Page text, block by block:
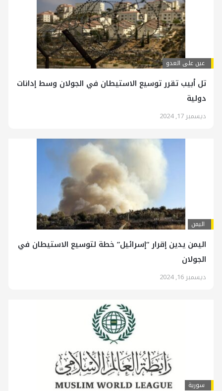
عين على العدو
تل أبيب تقرر توسيع الاستيطان في الجولان وسط إدانات
دولية
ديسمبر 17, 2024
اليمن
اليمن يدين إقرار “إسرائيل” خطة لتوسيع الاستيطان في
الجولان
ديسمبر 16, 2024
سورية